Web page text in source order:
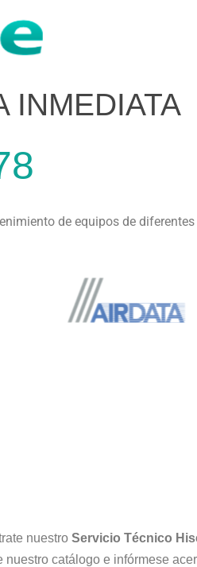
INMEDIATA
de equipos de
nuestro Servicio Técnico
catálogo e infórmese